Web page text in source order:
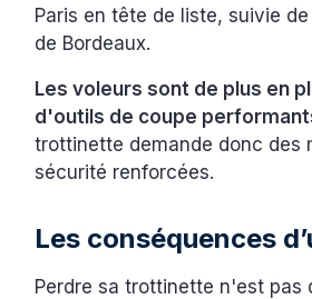
Paris en tête de liste, suivie
de Bordeaux.
Les voleurs sont de plus en
d'outils de coupe
trottinette demande donc des
sécurité renforcées.
Les conséquences
Perdre sa trottinette n'est pas